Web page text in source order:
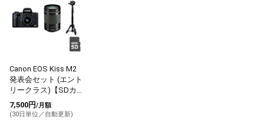
Canon EOS Kiss M2
発表会セット (エント
リークラス)【SDカー
ド付】
7,500円/月額
(30日単位／自動更新)